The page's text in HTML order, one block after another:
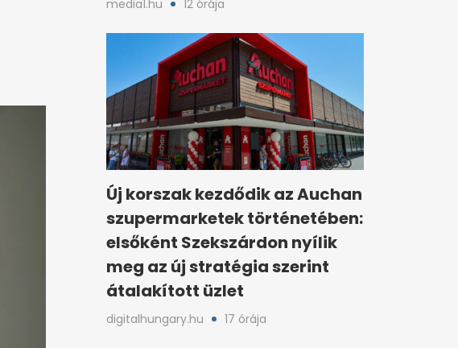
media1.hu 12 órája
Új korszak kezdődik az Auchan
szupermarketek történetében:
elsőként Szekszárdon nyílik
meg az új stratégia szerint
átalakított üzlet
digitalhungary.hu 17 órája